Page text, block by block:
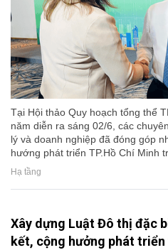
Tại Hội thảo Quy hoạch tổng thể
năm diễn ra sáng 02/6, các
lý và doanh nghiệp đã đóng góp
hướng phát triển TP.Hồ Chí Minh
Hạ tầng
Xây dựng Luật Đô thị đặc
kết, cộng hưởng phát triển